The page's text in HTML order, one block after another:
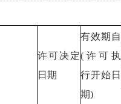
许可决定
日期
有效期自
(许可执
行开始日
期)